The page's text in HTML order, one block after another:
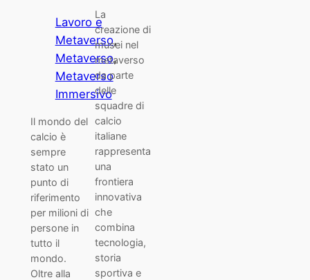
Lavoro e
Metaverso ,
Metaverso ,
Metaverso
Immersivo
Il mondo del
calcio è
sempre
stato un
punto di
riferimento
per milioni di
persone in
tutto il
mondo.
Oltre alla
La
creazione di
musei nel
metaverso
da parte
delle
squadre di
calcio
italiane
rappresenta
una
frontiera
innovativa
che
combina
tecnologia,
storia
sportiva e